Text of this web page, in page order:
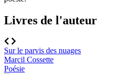
Livres de l'auteur
Sur le parvis des nuages
Marcil Cossette
Poésie